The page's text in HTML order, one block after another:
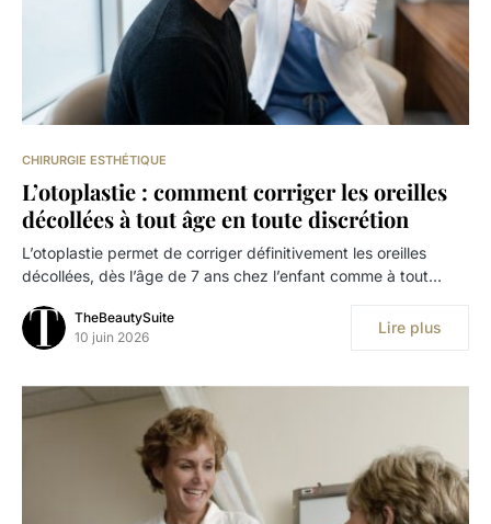
CHIRURGIE ESTHÉTIQUE
L’otoplastie : comment corriger les oreilles
décollées à tout âge en toute discrétion
L’otoplastie permet de corriger définitivement les oreilles
décollées, dès l’âge de 7 ans chez l’enfant comme à tout…
TheBeautySuite
10 juin 2026
Lire plus